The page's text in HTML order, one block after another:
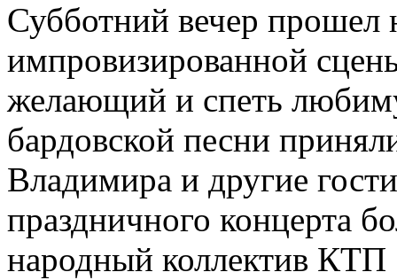
Субботний вечер прошел
импровизированной
желающий и спеть
бардовской песни
Владимира и другие
праздничного концерта
народный коллектив КТП